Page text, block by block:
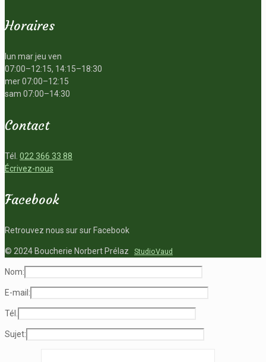
Horaires
lun mar jeu ven
07:00–12:15, 14:15–18:30
mer 07:00–12:15
sam 07:00–14:30
Contact
Tél. 022 366 33 88
Écrivez-nous
Facebook
Retrouvez nous sur sur Facebook
© 2024 Boucherie Norbert Prélaz StudioVaud
Nom:
E-mail:
Tél.
Sujet: